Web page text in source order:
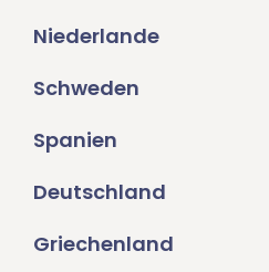
Niederlande
Schweden
Spanien
Deutschland
Griechenland